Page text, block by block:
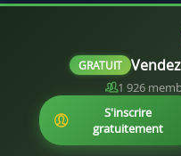
Compatiblité RAM
DDR200 (PC-1600)
GRATUIT
1 926
S'inscrire
gratuitement